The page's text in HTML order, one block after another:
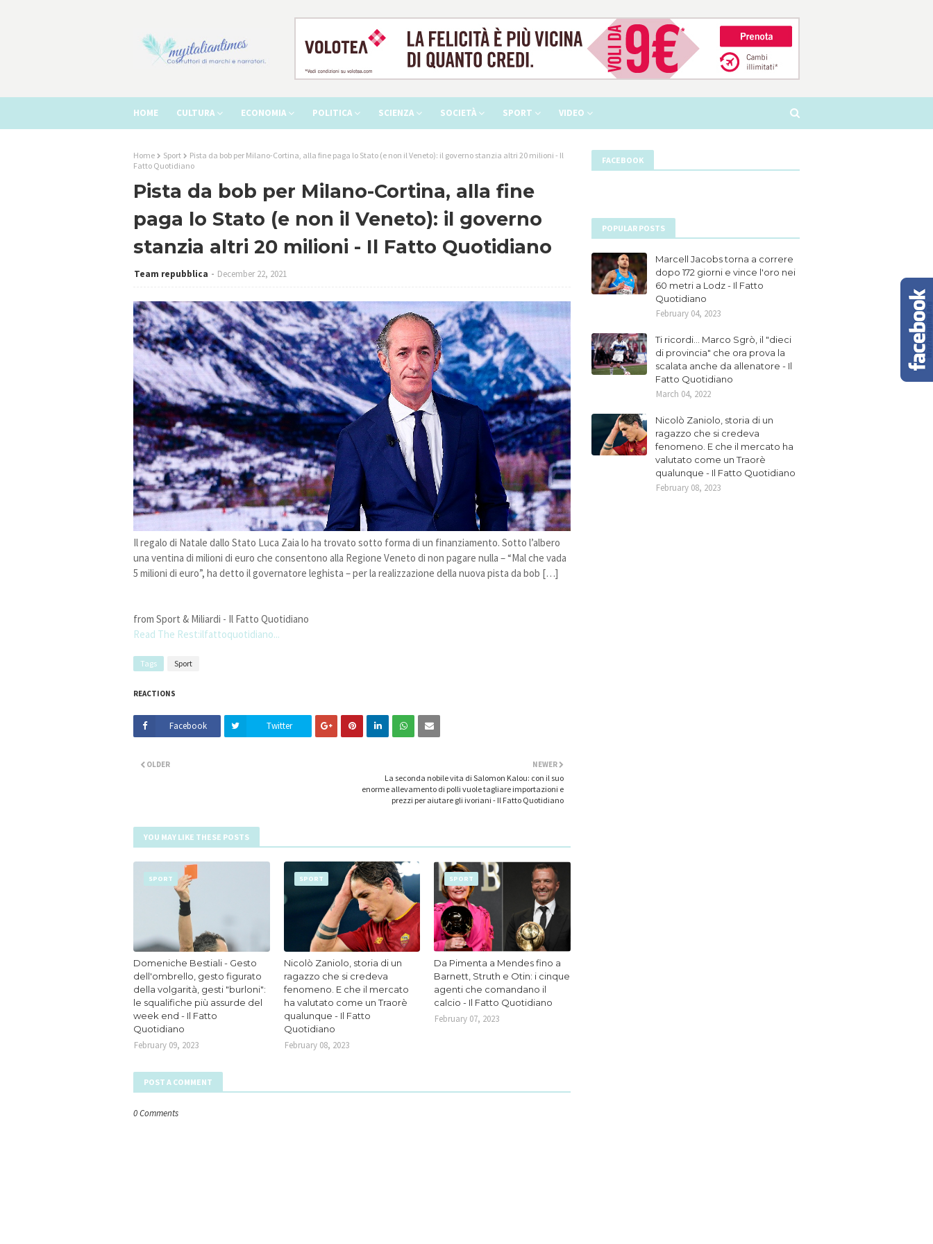
HOME CULTURA ECONOMIA POLITICA SCIENZA SOCIETÀ SPORT VIDEO
Home Sport
Pista da bob per Milano-Cortina, alla fine paga lo Stato (e non il Veneto): il governo stanzia altri 20 milioni - Il
Fatto Quotidiano
Pista da bob per Milano-Cortina, alla fine
paga lo Stato (e non il Veneto): il governo
stanzia altri 20 milioni - Il Fatto Quotidiano
Team repubblica December 22, 2021
Il regalo di Natale dallo Stato Luca Zaia lo ha trovato sotto forma di un finanziamento. Sotto l’albero
una ventina di milioni di euro che consentono alla Regione Veneto di non pagare nulla – “Mal che vada
5 milioni di euro”, ha detto il governatore leghista – per la realizzazione della nuova pista da bob […]
from Sport & Miliardi - Il Fatto Quotidiano
Read The Rest:ilfattoquotidiano...
Tags Sport
REACTIONS
Facebook Twitter
NEWER
La seconda nobile vita di Salomon Kalou: con il suo
enorme allevamento di polli vuole tagliare importazioni e
prezzi per aiutare gli ivoriani - Il Fatto Quotidiano
OLDER
YOU MAY LIKE THESE POSTS
SPORT
Domeniche Bestiali - Gesto
dell'ombrello, gesto figurato
della volgarità, gesti "burloni":
le squalifiche più assurde del
week end - Il Fatto
Quotidiano
February 09, 2023
SPORT
Nicolò Zaniolo, storia di un
ragazzo che si credeva
fenomeno. E che il mercato
ha valutato come un Traorè
qualunque - Il Fatto
Quotidiano
February 08, 2023
SPORT
Da Pimenta a Mendes fino a
Barnett, Struth e Otin: i cinque
agenti che comandano il
calcio - Il Fatto Quotidiano
February 07, 2023
POST A COMMENT
0 Comments
FACEBOOK
POPULAR POSTS
Marcell Jacobs torna a correre
dopo 172 giorni e vince l'oro nei
60 metri a Lodz - Il Fatto
Quotidiano
February 04, 2023
Ti ricordi... Marco Sgrò, il "dieci
di provincia" che ora prova la
scalata anche da allenatore - Il
Fatto Quotidiano
March 04, 2022
Nicolò Zaniolo, storia di un
ragazzo che si credeva
fenomeno. E che il mercato ha
valutato come un Traorè
qualunque - Il Fatto Quotidiano
February 08, 2023